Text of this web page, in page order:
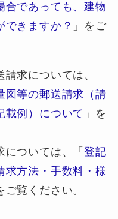
合であっても、建物
できますか？ 」をご
求については、
図等の郵送請求（請
載例）について 」を
については、「登記
求方法・手数料・様
覧ください。